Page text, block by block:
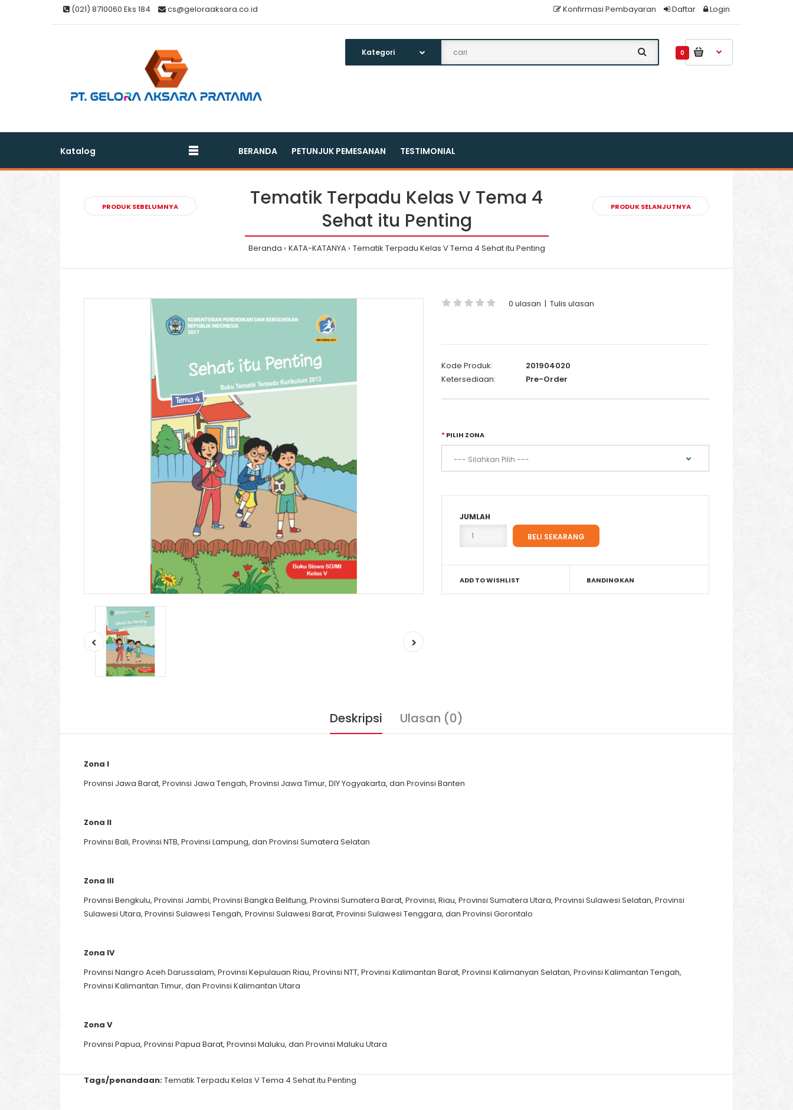
(021) 8710060 Eks 184 cs@geloraaksara.co.id Konfirmasi Pembayaran Daftar Login
0
Katalog BERANDA PETUNJUK PEMESANAN TESTIMONIAL
PRODUK SEBELUMNYA
Tematik Terpadu Kelas V Tema 4
Sehat itu Penting
Beranda KATA-KATANYA Tematik Terpadu Kelas V Tema 4 Sehat itu Penting
PRODUK SELANJUTNYA
0 ulasan | Tulis ulasan
Kode Produk:
201904020
Ketersediaan:
Pre-Order
PILIH ZONA
JUMLAH
ADD TO WISHLIST BANDINGKAN
Deskripsi Ulasan (0)
Zona I
Provinsi Jawa Barat, Provinsi Jawa Tengah, Provinsi Jawa Timur, DIY Yogyakarta, dan Provinsi Banten
Zona II
Provinsi Bali, Provinsi NTB, Provinsi Lampung, dan Provinsi Sumatera Selatan
Zona III
Provinsi Bengkulu, Provinsi Jambi, Provinsi Bangka Belitung, Provinsi Sumatera Barat, Provinsi, Riau, Provinsi Sumatera Utara, Provinsi Sulawesi Selatan, Provinsi
Sulawesi Utara, Provinsi Sulawesi Tengah, Provinsi Sulawesi Barat, Provinsi Sulawesi Tenggara, dan Provinsi Gorontalo
Zona IV
Provinsi Nangro Aceh Darussalam, Provinsi Kepulauan Riau, Provinsi NTT, Provinsi Kalimantan Barat, Provinsi Kalimanyan Selatan, Provinsi Kalimantan Tengah,
Provinsi Kalimantan Timur, dan Provinsi Kalimantan Utara
Zona V
Provinsi Papua, Provinsi Papua Barat, Provinsi Maluku, dan Provinsi Maluku Utara
Tags/penandaan:Tematik Terpadu Kelas V Tema 4 Sehat itu Penting